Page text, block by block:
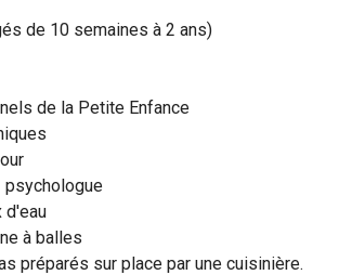
de 10 semaines à 2 ans)
de la Petite Enfance
psychologue
d'eau
à balles
préparés sur place par une cuisinière.